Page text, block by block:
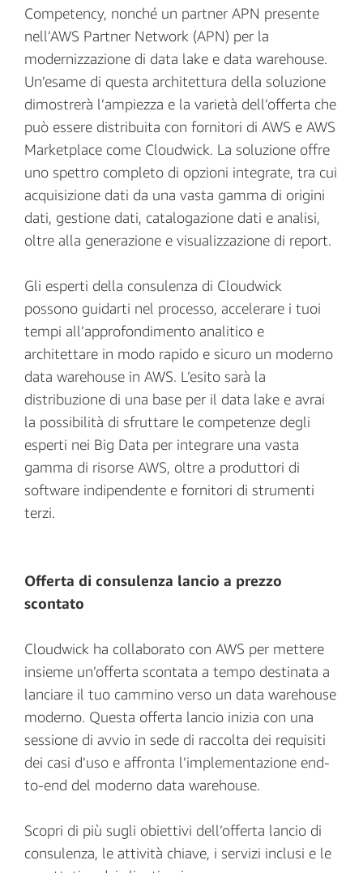
Competency, nonché un partner APN presente
nell’AWS Partner Network (APN) per la
modernizzazione di data lake e data warehouse.
Un’esame di questa architettura della soluzione
dimostrerà l’ampiezza e la varietà dell’offerta che
può essere distribuita con fornitori di AWS e AWS
Marketplace come Cloudwick. La soluzione offre
uno spettro completo di opzioni integrate, tra cui
acquisizione dati da una vasta gamma di origini
dati, gestione dati, catalogazione dati e analisi,
oltre alla generazione e visualizzazione di report.
Gli esperti della consulenza di Cloudwick
possono guidarti nel processo, accelerare i tuoi
tempi all’approfondimento analitico e
architettare in modo rapido e sicuro un moderno
data warehouse in AWS. L’esito sarà la
distribuzione di una base per il data lake e avrai
la possibilità di sfruttare le competenze degli
esperti nei Big Data per integrare una vasta
gamma di risorse AWS, oltre a produttori di
software indipendente e fornitori di strumenti
terzi.
Offerta di consulenza lancio a prezzo
scontato
Cloudwick ha collaborato con AWS per mettere
insieme un’offerta scontata a tempo destinata a
lanciare il tuo cammino verso un data warehouse
moderno. Questa offerta lancio inizia con una
sessione di avvio in sede di raccolta dei requisiti
dei casi d’uso e affronta l’implementazione end-
to-end del moderno data warehouse.
Scopri di più sugli obiettivi dell’offerta lancio di
consulenza, le attività chiave, i servizi inclusi e le